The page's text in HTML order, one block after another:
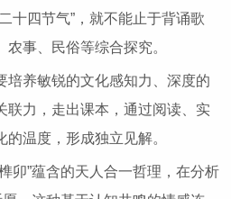
十四节气”，就不能止于背诵歌
事、民俗等综合探究。
培养敏锐的文化感知力、深度的
联力，走出课本，通过阅读、实
温度，形成独立见解。
卯”蕴含的天人合一哲理，在分析